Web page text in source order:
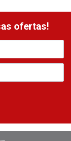
ofertas!